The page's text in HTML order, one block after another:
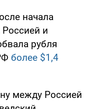
начала
и
рубля
более $1,4
между Россией